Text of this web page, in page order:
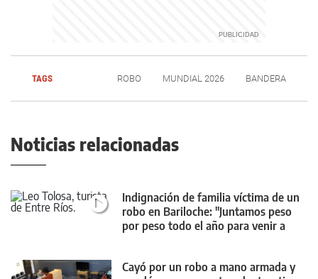
TAGS ROBO MUNDIAL 2026 BANDERA
Noticias relacionadas
Indignación de familia víctima de un
robo en Bariloche: "Juntamos peso
por peso todo el año para venir a
Cayó por un robo a mano armada y